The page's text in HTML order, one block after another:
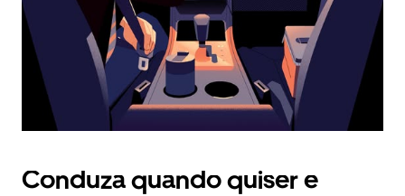
o
calendário.
Conduza quando quiser e